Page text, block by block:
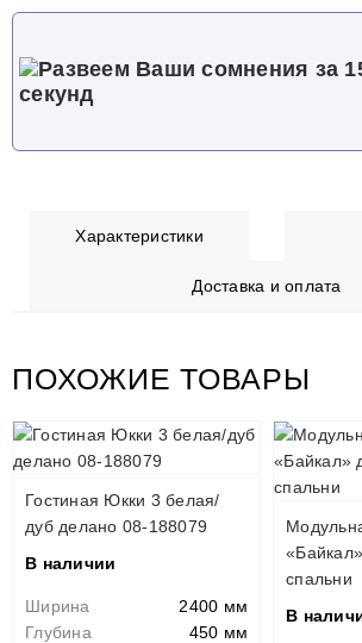
Характеристики
Доставка и оплата
ПОХОЖИЕ ТОВАРЫ
Гостиная Юкки 3 белая/
дуб делано 08-188079
В наличии
Ширина
2400 мм
Глубина
450 мм
спальни
В